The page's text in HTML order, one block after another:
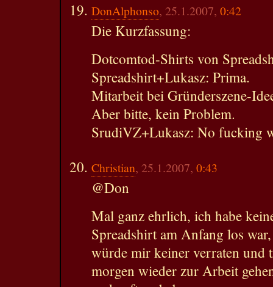
DonAlphonso, 25.1.2007, 0:42
Die Kurzfassung:
Dotcomtod-Shirts von
Spreadshirt+Lukasz: Prima.
Mitarbeit bei Gründerszene-
Aber bitte, kein Problem.
SrudiVZ+Lukasz: No fucking
Christian, 25.1.2007, 0:43
@Don
Mal ganz ehrlich, ich habe
Spreadshirt am Anfang los
würde mir keiner verraten und
morgen wieder zur Arbeit